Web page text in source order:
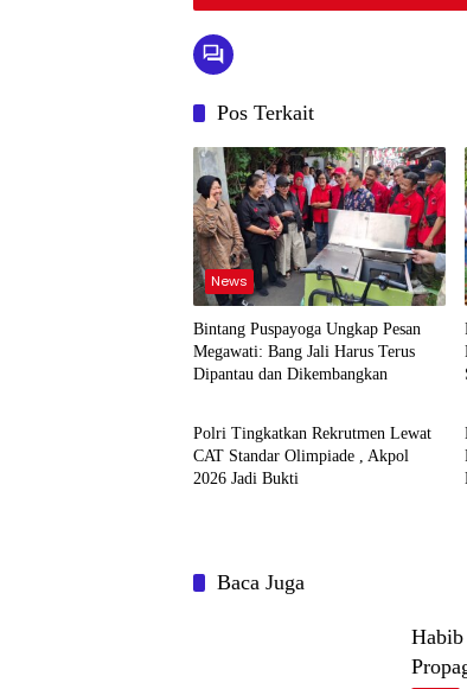
Pos Terkait
News
Bintang Puspayoga Ungkap Pesan
Megawati: Bang Jali Harus Terus
Dipantau dan Dikembangkan
News
Polri Tingkatkan Rekrutmen Lewat
CAT Standar Olimpiade , Akpol
2026 Jadi Bukti
Baca Juga